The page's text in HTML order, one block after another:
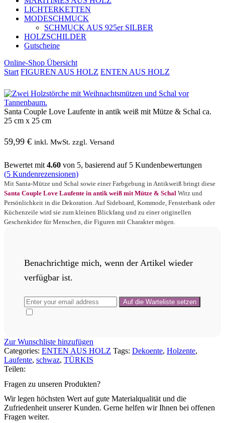
LICHTERKETTEN
MODESCHMUCK
SCHMUCK AUS 925er SILBER
HOLZSCHILDER
Gutscheine
Online-Shop Übersicht
Start FIGUREN AUS HOLZ ENTEN AUS HOLZ
Santa Couple Love Laufente in antik weiß mit Mütze & Schal ca.
25 cm x 25 cm
59,99 € inkl. MwSt. zzgl. Versand
Bewertet mit 4.60 von 5, basierend auf 5 Kundenbewertungen
(5 Kundenrezensionen)
Mit Santa-Mütze und Schal sowie einer Farbgebung in Antikweiß bringt diese
Santa Couple Love Laufente in antik weiß mit Mütze & Schal Witz und
Persönlichkeit in die Dekoration. Auf Sideboard, Kommode, Fensterbank oder
Küchenzeile wird sie zum kleinen Blickfang und zu einer originellen
Geschenkidee für Menschen, die Figuren mit Charakter mögen.
Benachrichtige mich, wenn der Artikel wieder
verfügbar ist.
Zur Wunschliste hinzufügen
Categories: ENTEN AUS HOLZ Tags: Dekoente, Holzente,
Laufente, schwaz, TÜRKIS
Teilen:
Fragen zu unseren Produkten?
Wir legen höchsten Wert auf gute Materialqualität und die
Zufriedenheit unserer Kunden. Gerne helfen wir Ihnen bei offenen
Fragen weiter.